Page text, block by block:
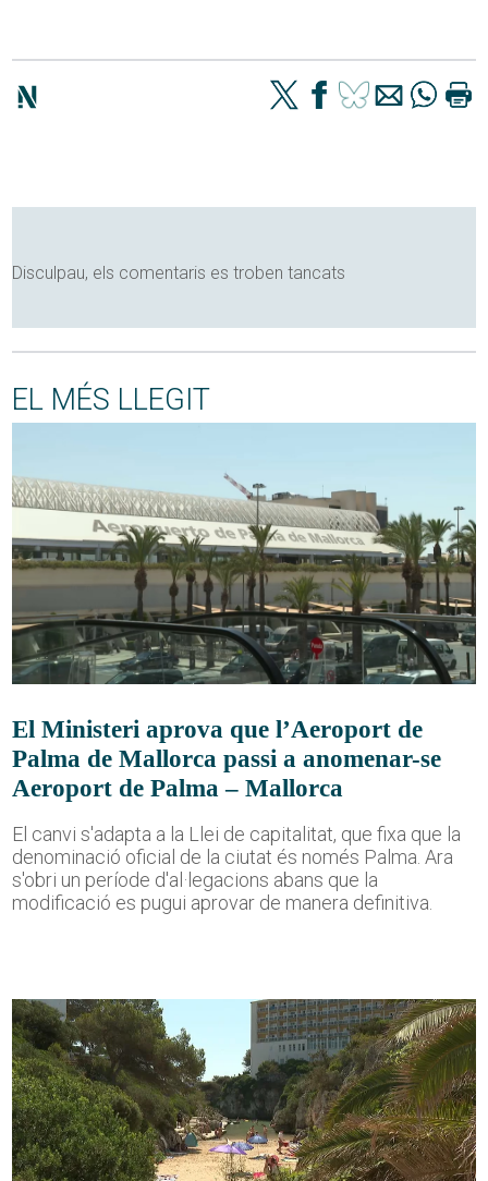
Disculpau, els comentaris es troben tancats
EL MÉS LLEGIT
El Ministeri aprova que l’Aeroport de
Palma de Mallorca passi a anomenar-se
Aeroport de Palma – Mallorca
El canvi s'adapta a la Llei de capitalitat, que fixa que la
denominació oficial de la ciutat és només Palma. Ara
s'obri un període d'al·legacions abans que la
modificació es pugui aprovar de manera definitiva.